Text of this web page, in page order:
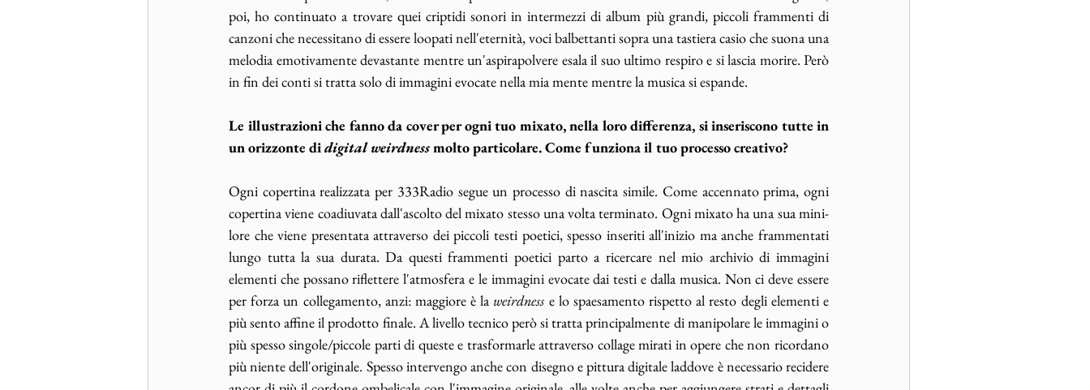
poi, ho continuato a trovare quei criptidi sonori in intermezzi di album più grandi, piccoli frammenti di
canzoni che necessitano di essere loopati nell'eternità, voci balbettanti sopra una tastiera casio che suona una
melodia emotivamente devastante mentre un'aspirapolvere esala il suo ultimo respiro e si lascia morire. Però
in fin dei conti si tratta solo di immagini evocate nella mia mente mentre la musica si espande. ​
Le illustrazioni che fanno da cover per ogni tuo mixato, nella loro differenza, si inseriscono tutte in
un orizzonte di digital weirdness molto particolare. Come funziona il tuo processo creativo?
Ogni copertina realizzata per 333Radio segue un processo di nascita simile. Come accennato prima, ogni
copertina viene coadiuvata dall'ascolto del mixato stesso una volta terminato. Ogni mixato ha una sua mini-
lore che viene presentata attraverso dei piccoli testi poetici, spesso inseriti all'inizio ma anche frammentati
lungo tutta la sua durata. Da questi frammenti poetici parto a ricercare nel mio archivio di immagini
elementi che possano riflettere l'atmosfera e le immagini evocate dai testi e dalla musica. Non ci deve essere
per forza un collegamento, anzi: maggiore è la weirdness e lo spaesamento rispetto al resto degli elementi e
più sento affine il prodotto finale. A livello tecnico però si tratta principalmente di manipolare le immagini o
più spesso singole/piccole parti di queste e trasformarle attraverso collage mirati in opere che non ricordano
più niente dell'originale. Spesso intervengo anche con disegno e pittura digitale laddove è necessario recidere